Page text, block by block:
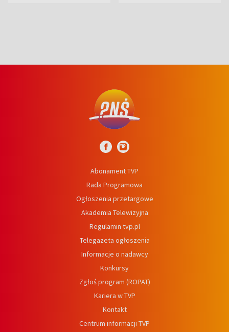
Abonament TVP
Rada Programowa
Ogłoszenia przetargowe
Akademia Telewizyjna
Regulamin tvp.pl
Telegazeta ogłoszenia
Informacje o nadawcy
Konkursy
Zgłoś program (ROPAT)
Kariera w TVP
Kontakt
Centrum informacji TVP